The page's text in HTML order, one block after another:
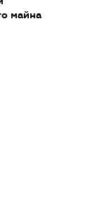
майна